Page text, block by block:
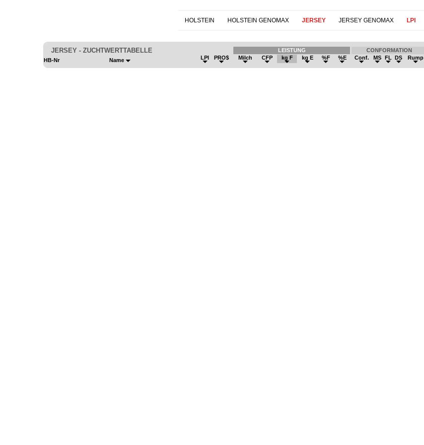
HOLSTEIN HOLSTEIN GENOMAX JERSEY JERSEY GENOMAX LPI
JERSEY - ZUCHTWERTTABELLE LEISTUNG CONFORMATION
HB-Nr Name LPI PRO$ Milch CFP kg F kg E %F %E Conf. MS FL DS Rump